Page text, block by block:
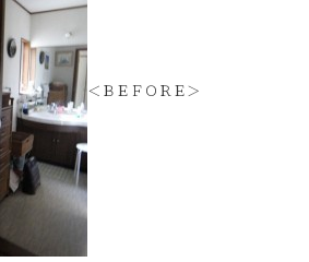
＜ＢＥＦＯＲＥ＞